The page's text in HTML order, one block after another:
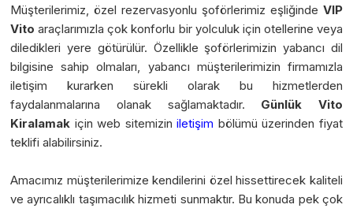
Müşterilerimiz, özel rezervasyonlu şoförlerimiz eşliğinde VIP
Vito araçlarımızla çok konforlu bir yolculuk için otellerine veya
diledikleri yere götürülür. Özellikle şoförlerimizin yabancı dil
bilgisine sahip olmaları, yabancı müşterilerimizin firmamızla
iletişim kurarken sürekli olarak bu hizmetlerden
faydalanmalarına olanak sağlamaktadır. Günlük Vito
Kiralamak için web sitemiziniletişim bölümü üzerinden fiyat
teklifi alabilirsiniz.
Amacımız müşterilerimize kendilerini özel hissettirecek kaliteli
ve ayrıcalıklı taşımacılık hizmeti sunmaktır. Bu konuda pek çok